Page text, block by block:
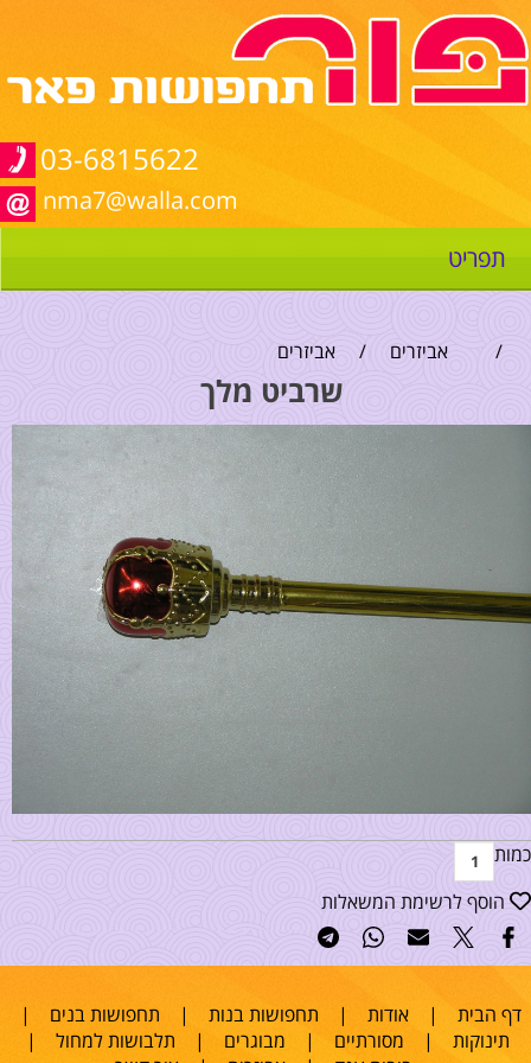
03-6815622
nma7@walla.com
תפריט
/ אביזרים / אביזרים
שרביט מלך
כמות
הוסף לרשימת המשאלות
דף הבית |אודות | תחפושות בנות | תחפושות בנים |
תינוקות | מסורתיים | מבוגרים | תלבושות למחול |